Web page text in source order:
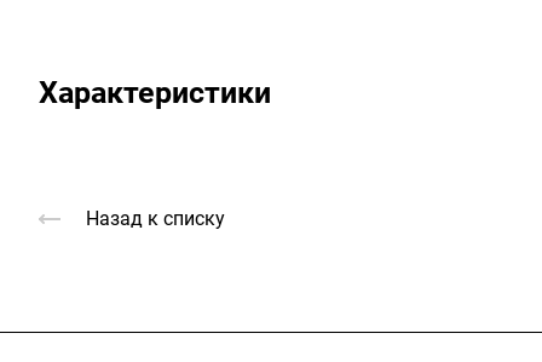
Характеристики
Назад к списку